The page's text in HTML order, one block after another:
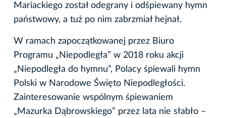
Mariackiego został odegrany i odśpiewany hymn
państwowy, a tuż po nim zabrzmiał hejnał.
W ramach zapoczątkowanej przez Biuro
Programu „Niepodległa” w 2018 roku akcji
„Niepodległa do hymnu”, Polacy śpiewali hymn
Polski w Narodowe Święto Niepodległości.
Zainteresowanie wspólnym śpiewaniem
„Mazurka Dąbrowskiego” przez lata nie słabło –